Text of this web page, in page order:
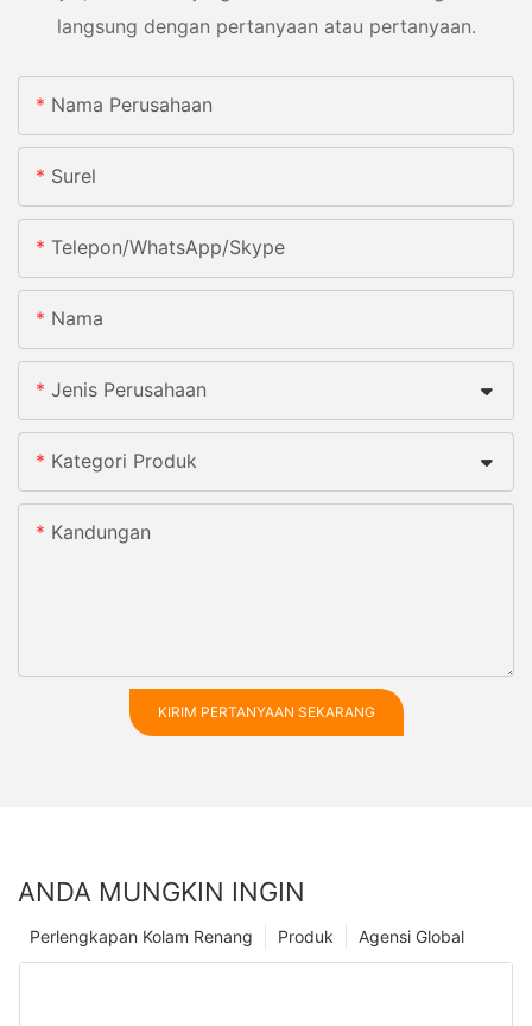
langsung dengan pertanyaan atau pertanyaan.
Nama Perusahaan
Surel
Telepon/WhatsApp/Skype
Nama
Jenis Perusahaan
Kategori Produk
Kandungan
KIRIM PERTANYAAN SEKARANG
ANDA MUNGKIN INGIN
Agensi Global
Produk
Perlengkapan Kolam Renang